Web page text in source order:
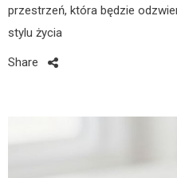
przestrzeń, która będzie
stylu życia
Share